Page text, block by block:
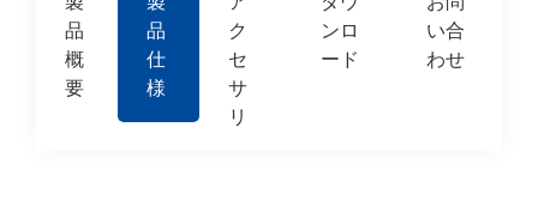
品
概
要
品
仕
様
ク
セ
サ
リ
ンロ
ード
い合
わせ